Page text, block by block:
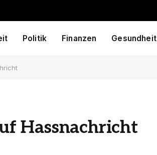
Politik Finanzen Gesundheit
Hassnachricht